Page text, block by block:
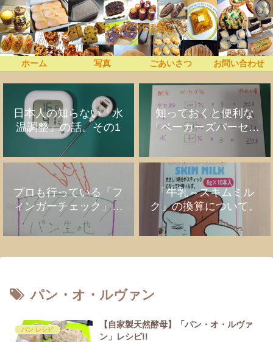
うちでプロぱん
ホーム 写真 ごあいさつ お問い合わせ
日本人の知らない「水
温調整」の話。その1
知っておくと便利な
「ベーカーズパーセン
ト」の話
プロも行っている「フ
ィンガーチェック」の
話。
「牛乳⇔スキムミル
ク」の換算について。
パン・オ・ルヴァン
パン レシピ
【自家製天然酵母】「パン・オ・ルヴァ
ン」レシピ!!